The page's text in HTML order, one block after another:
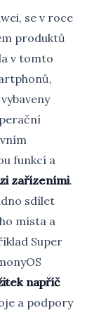
se v roce
produktů
v tomto
funkcí a
zařízeními.
sdílet
místa a
Super
napříč
a podpory